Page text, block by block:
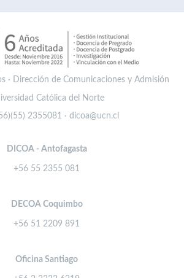
· Dirección de Comunicaciones y Admisión
Católica del Norte
2355081 · dicoa@ucn.cl
DICOA - Antofagasta
+56 55 2355 081
DECOA Coquimbo
+56 51 2209 891
Oficina Santiago